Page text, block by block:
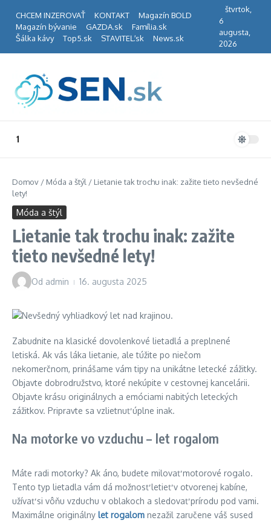
CHCEM INZEROVAŤ KONTAKT
Magazín BOLD
Magazín bývanie
GAZDA.sk
Família.sk
Šálka kávy
Top5.sk STAVITEĽ.sk News.sk
štvrtok,
6
augusta,
2026
1
Domov / Móda a štýl / Lietanie tak trochu inak: zažite tieto nevšedné
lety!
Móda a štýl
Lietanie tak trochu inak: zažite
tieto nevšedné lety!
Od admin 16. augusta 2025
Zabudnite na klasické dovolenkové lietadlá a preplnené
letiská. Ak vás láka lietanie, ale túžite po niečom
nekomerčnom, prinášame vám tipy na unikátne letecké zážitky.
Objavte dobrodružstvo, ktoré nekúpite v cestovnej kancelárii.
Objavte krásu originálnych a emóciami nabitých leteckých
zážitkov. Pripravte sa vzlietnuť úplne inak.
Na motorke vo vzduchu – let rogalom
Máte radi motorky? Ak áno, budete milovať motorové rogalo.
Tento typ lietadla vám dá možnosť letieť v otvorenej kabíne,
užívať si vôňu vzduchu v oblakoch a sledovať prírodu pod vami.
Maximálne originálny let rogalom nezažil zaručene váš sused